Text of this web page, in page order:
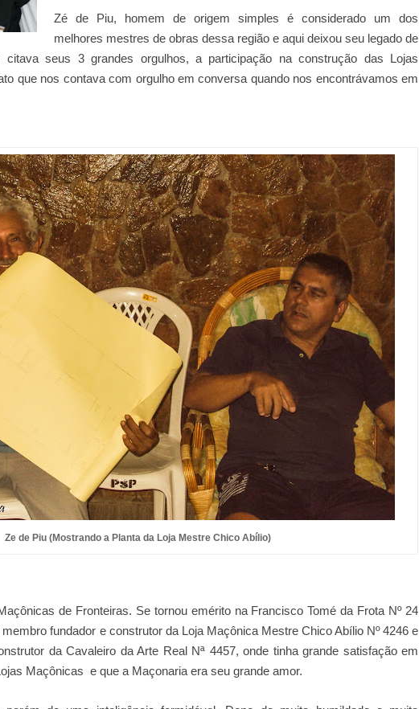
Zé de Piu, homem de origem simples é considerado um dos
melhores mestres de obras dessa região e aqui deixou seu legado de
citava seus 3 grandes orgulhos, a participação na construção das Lojas
que nos contava com orgulho em conversa quando nos encontrávamos em
Ze de Piu (Mostrando a Planta da Loja Mestre Chico Abílio)
de Fronteiras. Se tornou emérito na Francisco Tomé da Frota Nº 24
fundador e construtor da Loja Maçônica Mestre Chico Abílio Nº 4246 e
da Cavaleiro da Arte Real Nª 4457, onde tinha grande satisfação em
Maçônicas e que a Maçonaria era seu grande amor.